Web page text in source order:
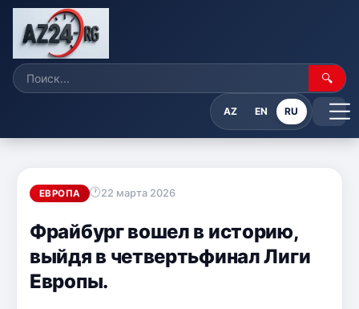
🔍
AZ EN RU
ЕВРОПА 22 марта 2026
Фрайбург вошел в историю,
выйдя в четвертьфинал Лиги
Европы.